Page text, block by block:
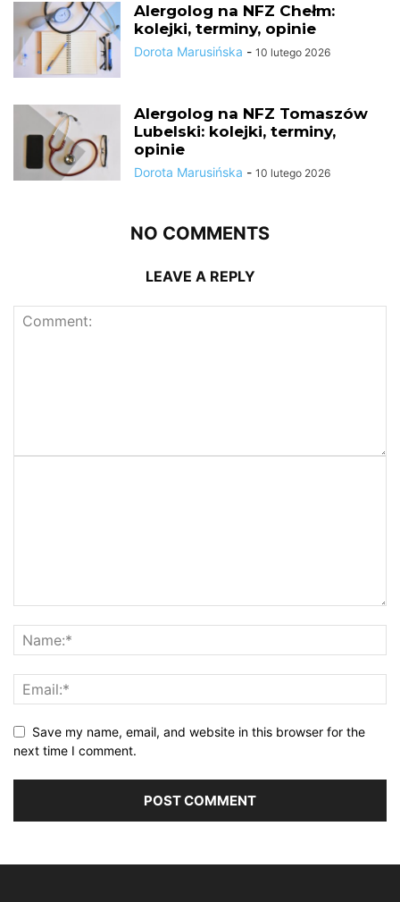
Alergolog na NFZ Chełm:
kolejki, terminy, opinie
Dorota Marusińska - 10 lutego 2026
Alergolog na NFZ Tomaszów
Lubelski: kolejki, terminy,
opinie
Dorota Marusińska - 10 lutego 2026
NO COMMENTS
LEAVE A REPLY
Save my name, email, and website in this browser for the
next time I comment.